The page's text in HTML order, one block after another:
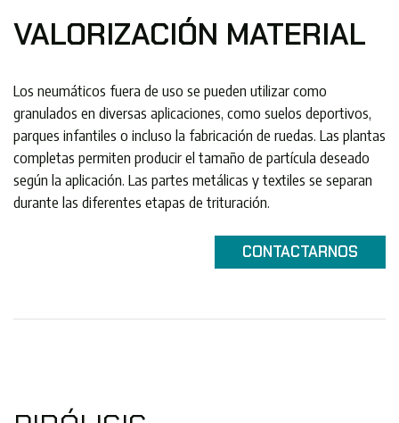
VALORIZACIÓN MATERIAL
Los neumáticos fuera de uso ​​se pueden utilizar como
granulados en diversas aplicaciones, como suelos deportivos,
parques infantiles o incluso la fabricación de ruedas. Las plantas
completas permiten producir el tamaño de partícula deseado
según la aplicación. Las partes metálicas y textiles se separan
durante las diferentes etapas de trituración.
CONTACTARNOS